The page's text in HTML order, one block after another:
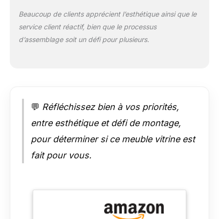
Instructions
d’assemblage
détaillées et tous les
composants pour
sécuritaire et durable
- l’équipe de
tendance est
synonyme de
durabilité. Nos
aux exigences de la
Loi sur la sécurité des
Beaucoup de clients apprécient l’esthétique ainsi que le
service client réactif, bien que le processus
d’assemblage soit un défi pour plusieurs.
💬 Réfléchissez bien à vos priorités,
entre esthétique et défi de montage,
pour déterminer si ce meuble vitrine est
fait pour vous.